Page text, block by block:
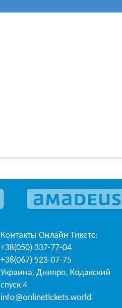
Контакты Онлайн Тикетс:
+38(050) 337-77-04
+38(067) 523-07-75
Украина, Днипро, Кодакский
спуск 4
info@onlinetickets.world